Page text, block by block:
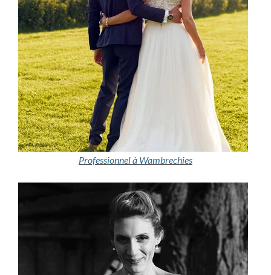
Professionnel à Wambrechies